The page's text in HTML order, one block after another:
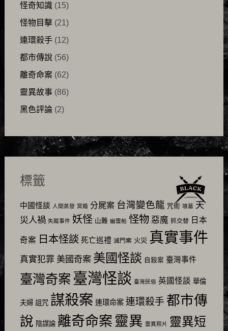
怪奇知識(15)
怪物目擊(21)
連環殺手(12)
都市傳說(56)
離奇命案(62)
靈異故事(86)
黑色評論(2)
標籤
中國怪談 人間蒸發 冥婚 分屍案 台灣變色龍 咒術 墳墓 天
災人禍 失蹤事件 妖怪 山難 幽靈船 怪物 惡魔 抓交替 日本
奇案 日本怪談 死亡巡禮 滅門案 火災 真實事件
真實犯罪 美國奇案 美國怪談 自殺案 臺灣事件
臺灣奇案 臺灣怪談 臺灣民俗 英國怪談 華倫
夫婦 詛咒 謀殺案 連環命案 連環殺手 都市傳
說 陰謀論 離奇命案 靈異 靈異照片 靈異短